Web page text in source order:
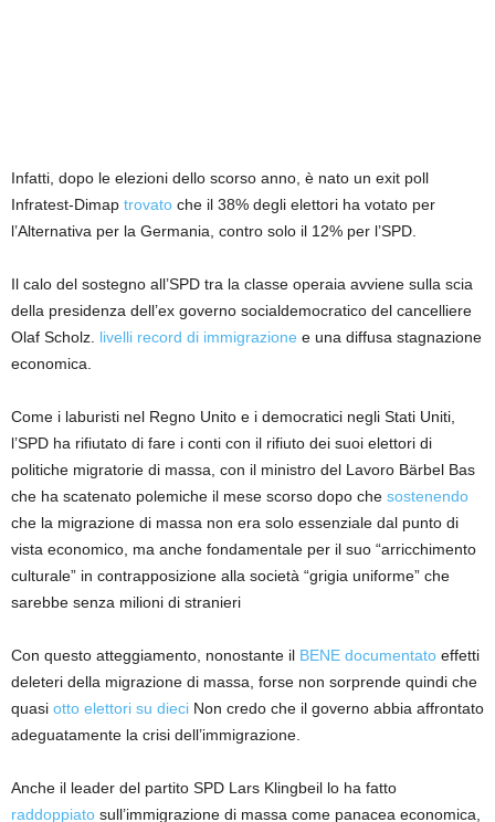
Infatti, dopo le elezioni dello scorso anno, è nato un exit poll
Infratest-Dimap trovato che il 38% degli elettori ha votato per
l’Alternativa per la Germania, contro solo il 12% per l’SPD.
Il calo del sostegno all’SPD tra la classe operaia avviene sulla scia
della presidenza dell’ex governo socialdemocratico del cancelliere
Olaf Scholz. livelli record di immigrazione e una diffusa stagnazione
economica.
Come i laburisti nel Regno Unito e i democratici negli Stati Uniti,
l’SPD ha rifiutato di fare i conti con il rifiuto dei suoi elettori di
politiche migratorie di massa, con il ministro del Lavoro Bärbel Bas
che ha scatenato polemiche il mese scorso dopo che sostenendo
che la migrazione di massa non era solo essenziale dal punto di
vista economico, ma anche fondamentale per il suo “arricchimento
culturale” in contrapposizione alla società “grigia uniforme” che
sarebbe senza milioni di stranieri
Con questo atteggiamento, nonostante il BENE documentato effetti
deleteri della migrazione di massa, forse non sorprende quindi che
quasi otto elettori su dieci Non credo che il governo abbia affrontato
adeguatamente la crisi dell’immigrazione.
Anche il leader del partito SPD Lars Klingbeil lo ha fatto
raddoppiato sull’immigrazione di massa come panacea economica,